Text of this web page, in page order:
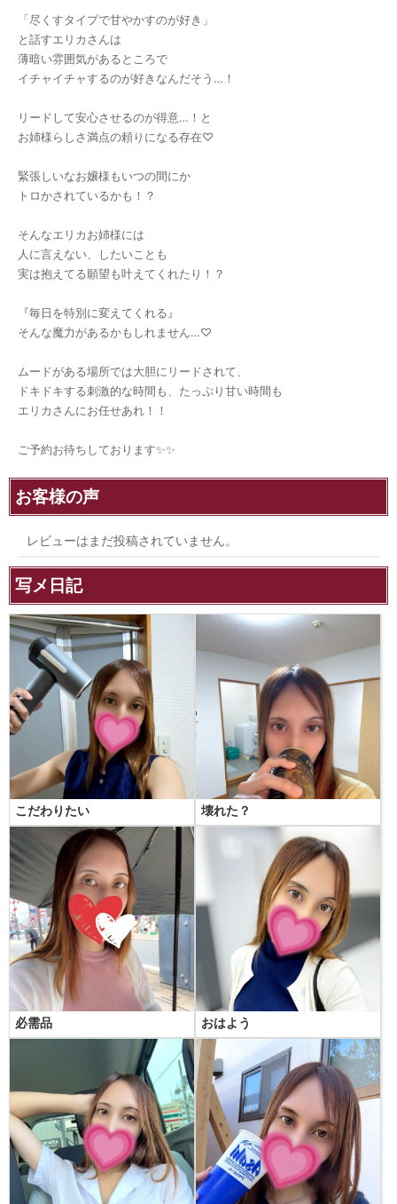
「尽くすタイプで甘やかすのが好き」
と話すエリカさんは
薄暗い雰囲気があるところで
イチャイチャするのが好きなんだそう…！
リードして安心させるのが得意…！と
お姉様らしさ満点の頼りになる存在♡
緊張しいなお嬢様もいつの間にか
トロかされているかも！？
そんなエリカお姉様には
人に言えない、したいことも
実は抱えてる願望も叶えてくれたり！？
『毎日を特別に変えてくれる』
そんな魔力があるかもしれません…♡
ムードがある場所では大胆にリードされて、
ドキドキする刺激的な時間も、たっぷり甘い時間も
エリカさんにお任せあれ！！
ご予約お待ちしております✨✨
お客様の声
レビューはまだ投稿されていません。
写メ日記
こだわりたい 壊れた？
必需品 おはよう